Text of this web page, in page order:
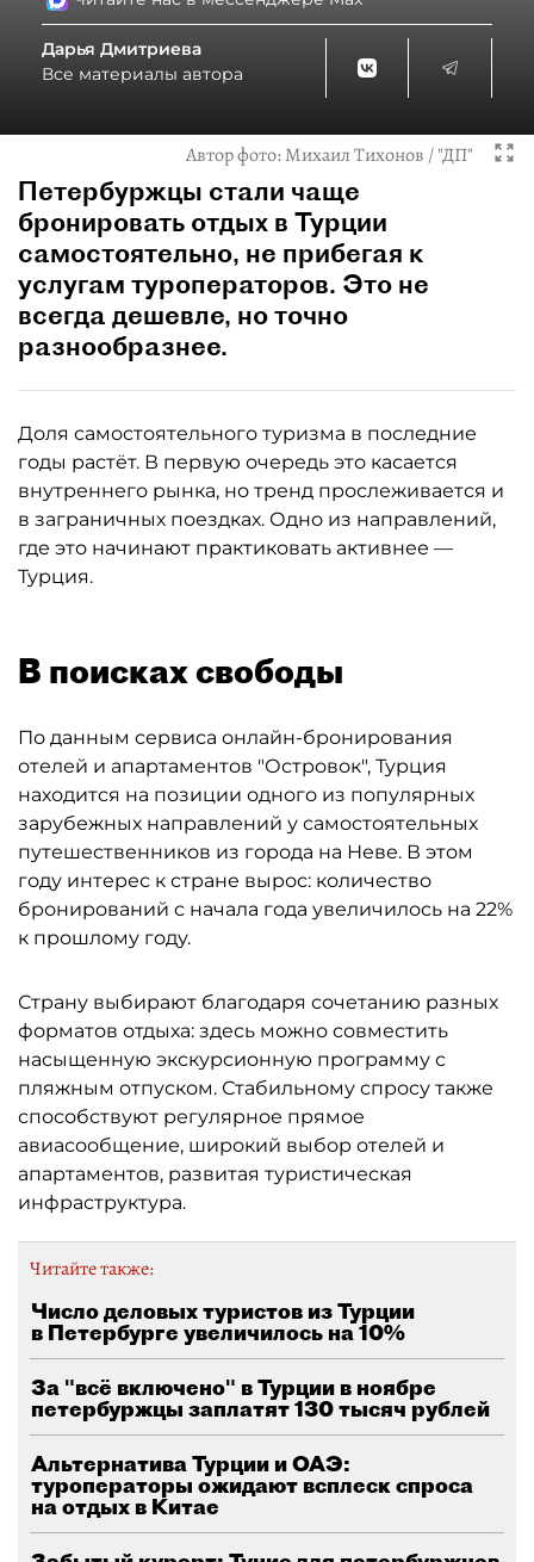
Дарья Дмитриева
Все материалы автора
Автор фото:Михаил Тихонов / "ДП"
Петербуржцы стали чаще
бронировать отдых в Турции
самостоятельно, не прибегая к
услугам туроператоров. Это не
всегда дешевле, но точно
разнообразнее.
Доля самостоятельного туризма в последние
годы растёт. В первую очередь это касается
внутреннего рынка, но тренд прослеживается и
в заграничных поездках. Одно из направлений,
где это начинают практиковать активнее —
Турция.
В поисках свободы
По данным сервиса онлайн-бронирования
отелей и апартаментов "Островок", Турция
находится на позиции одного из популярных
зарубежных направлений у самостоятельных
путешественников из города на Неве. В этом
году интерес к стране вырос: количество
бронирований с начала года увеличилось на 22%
к прошлому году.
Страну выбирают благодаря сочетанию разных
форматов отдыха: здесь можно совместить
насыщенную экскурсионную программу с
пляжным отпуском. Стабильному спросу также
способствуют регулярное прямое
авиасообщение, широкий выбор отелей и
апартаментов, развитая туристическая
инфраструктура.
Читайте также:
Число деловых туристов из Турции
в Петербурге увеличилось на 10%
За "всё включено" в Турции в ноябре
петербуржцы заплатят 130 тысяч рублей
Альтернатива Турции и ОАЭ:
туроператоры ожидают всплеск спроса
на отдых в Китае